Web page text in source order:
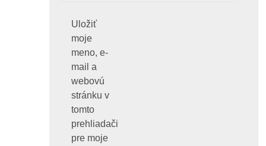
Uložiť
moje
meno, e-
mail a
webovú
stránku v
tomto
prehliadači
pre moje